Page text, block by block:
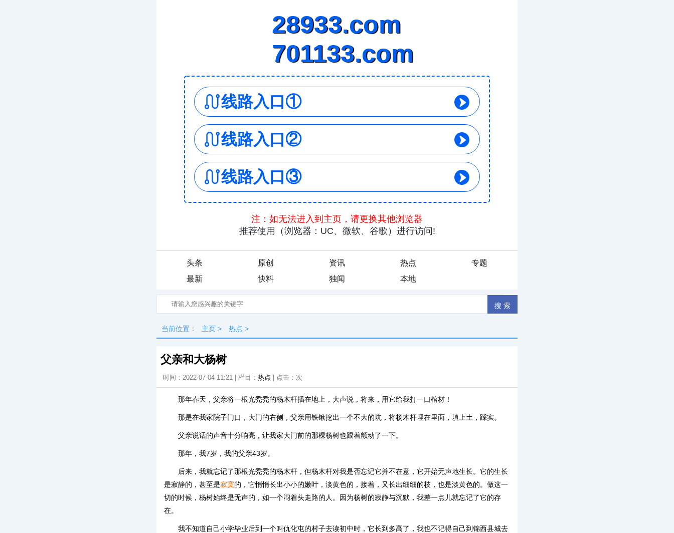
头条 原创 资讯 热点
专题
最新
快料 独闻 本地
当前位置： 主页 > 热点 >
父亲和大杨树
时间：2022-07-04 11:21 | 栏目： 热点 | 点击： 次
那年春天，父亲将一根光秃秃的杨木杆插在地上，大声说，将来，用它给我打一口棺材！
那是在我家院子门口，大门的右侧，父亲用铁锹挖出一个不大的坑，将杨木杆埋在里面，填上土，踩实。
父亲说话的声音十分响亮，让我家大门前的那棵杨树也跟着颤动了一下。
那年，我7岁，我的父亲43岁。
后来，我就忘记了那根光秃秃的杨木杆，但杨木杆对我是否忘记它并不在意，它开始无声地生长。它的生长
是寂静的，甚至是寂寞的，它悄悄长出小小的嫩叶，淡黄色的，接着，又长出细细的枝，也是淡黄色的。做这一
切的时候，杨树始终是无声的，如一个闷着头走路的人。因为杨树的寂静与沉默，我差一点儿就忘记了它的存
在。
我不知道自己小学毕业后到一个叫仇化屯的村子去读初中时，它长到多高了，我也不记得自己到锦西县城去